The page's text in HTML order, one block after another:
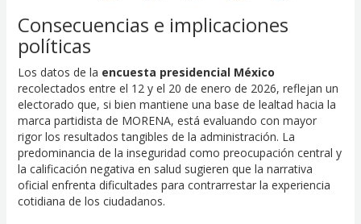
Consecuencias e implicaciones
políticas
Los datos de la encuesta presidencial México
recolectados entre el 12 y el 20 de enero de 2026, reflejan un
electorado que, si bien mantiene una base de lealtad hacia la
marca partidista de MORENA, está evaluando con mayor
rigor los resultados tangibles de la administración. La
predominancia de la inseguridad como preocupación central y
la calificación negativa en salud sugieren que la narrativa
oficial enfrenta dificultades para contrarrestar la experiencia
cotidiana de los ciudadanos.